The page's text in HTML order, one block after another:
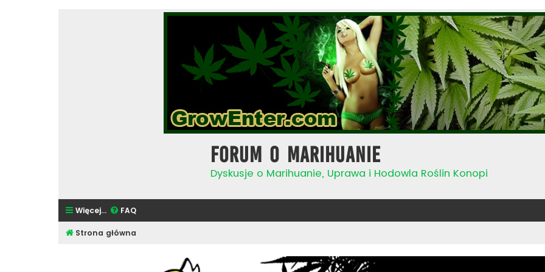
Forum o Marihuanie
Dyskusje o Marihuanie, Uprawa i Hodowla Roślin Konopi
Więcej… FAQ
Strona główna